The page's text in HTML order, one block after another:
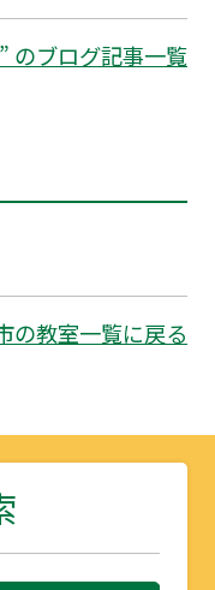
のブログ記事一覧
の教室一覧に戻る